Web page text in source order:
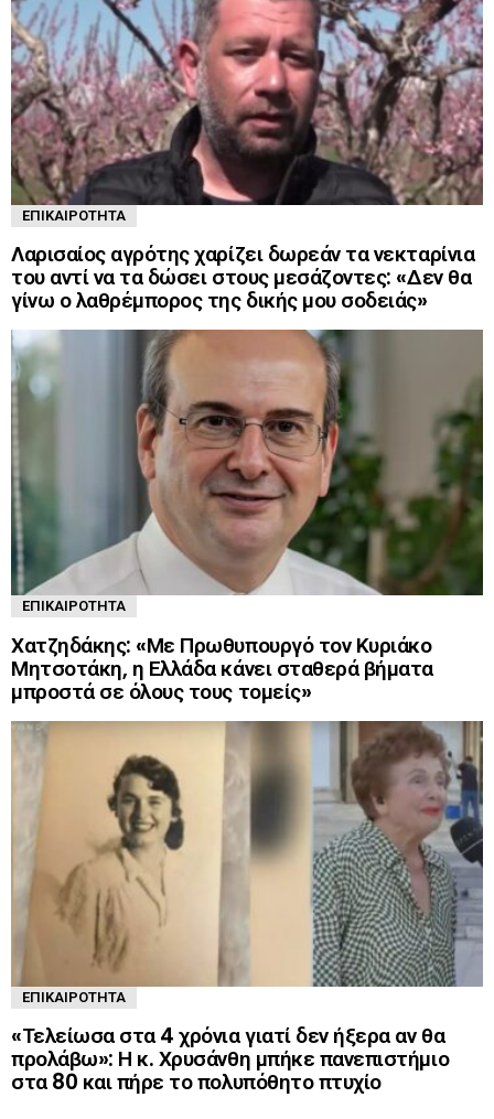
ΕΠΙΚΑΙΡΌΤΗΤΑ
Λαρισαίος αγρότης χαρίζει δωρεάν τα νεκταρίνια
του αντί να τα δώσει στους μεσάζοντες: «Δεν θα
γίνω ο λαθρέμπορος της δικής μου σοδειάς»
ΕΠΙΚΑΙΡΌΤΗΤΑ
Χατζηδάκης: «Με Πρωθυπουργό τον Κυριάκο
Μητσοτάκη, η Ελλάδα κάνει σταθερά βήματα
μπροστά σε όλους τους τομείς»
ΕΠΙΚΑΙΡΌΤΗΤΑ
«Τελείωσα στα 4 χρόνια γιατί δεν ήξερα αν θα
προλάβω»: Η κ. Χρυσάνθη μπήκε πανεπιστήμιο
στα 80 και πήρε το πολυπόθητο πτυχίο